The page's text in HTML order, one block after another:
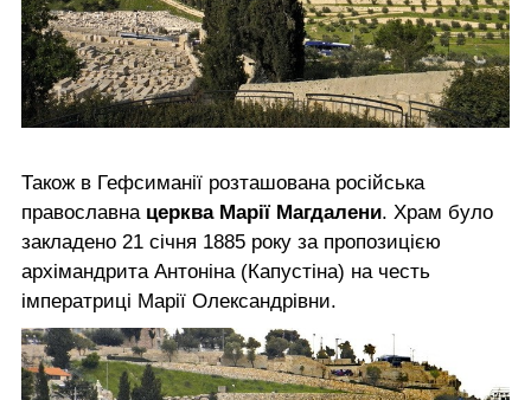
Також в Гефсиманії розташована російська
православна церква Марії Магдалени. Храм було
закладено 21 січня 1885 року за пропозицією
архімандрита Антоніна (Капустіна) на честь
імператриці Марії Олександрівни.